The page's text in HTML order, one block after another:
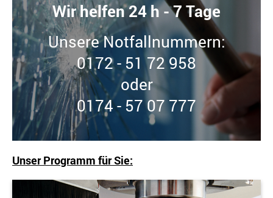
Wir helfen 24 h - 7 Tage
Unsere Notfallnummern:
0172 - 51 72 958
oder
0174 - 57 07 777
Unser Programm für Sie: